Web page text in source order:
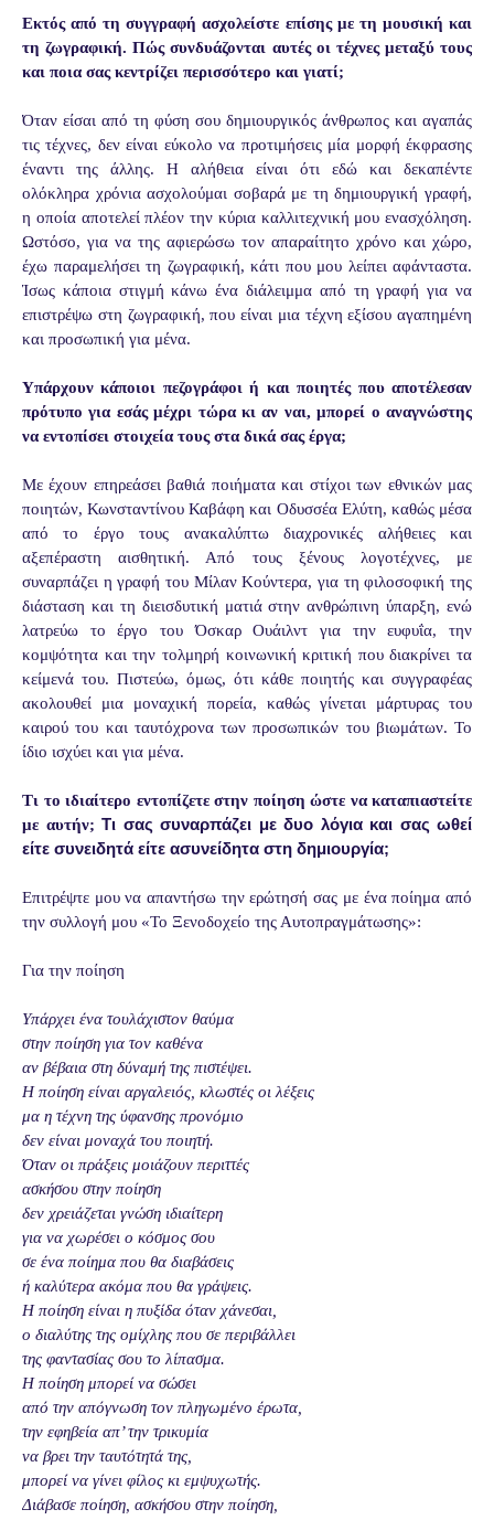
Εκτός από τη συγγραφή ασχολείστε επίσης με τη μουσική και
τη ζωγραφική. Πώς συνδυάζονται αυτές οι τέχνες μεταξύ τους
και ποια σας κεντρίζει περισσότερο και γιατί;
Όταν είσαι από τη φύση σου δημιουργικός άνθρωπος και αγαπάς
τις τέχνες, δεν είναι εύκολο να προτιμήσεις μία μορφή έκφρασης
έναντι της άλλης. Η αλήθεια είναι ότι εδώ και δεκαπέντε
ολόκληρα χρόνια ασχολούμαι σοβαρά με τη δημιουργική γραφή,
η οποία αποτελεί πλέον την κύρια καλλιτεχνική μου ενασχόληση.
Ωστόσο, για να της αφιερώσω τον απαραίτητο χρόνο και χώρο,
έχω παραμελήσει τη ζωγραφική, κάτι που μου λείπει αφάνταστα.
Ίσως κάποια στιγμή κάνω ένα διάλειμμα από τη γραφή για να
επιστρέψω στη ζωγραφική, που είναι μια τέχνη εξίσου αγαπημένη
και προσωπική για μένα.
Υπάρχουν κάποιοι πεζογράφοι ή και ποιητές που αποτέλεσαν
πρότυπο για εσάς μέχρι τώρα κι αν ναι, μπορεί ο αναγνώστης
να εντοπίσει στοιχεία τους στα δικά σας έργα;
Με έχουν επηρεάσει βαθιά ποιήματα και στίχοι των εθνικών μας
ποιητών, Κωνσταντίνου Καβάφη και Οδυσσέα Ελύτη, καθώς μέσα
από το έργο τους ανακαλύπτω διαχρονικές αλήθειες και
αξεπέραστη αισθητική. Από τους ξένους λογοτέχνες, με
συναρπάζει η γραφή του Μίλαν Κούντερα, για τη φιλοσοφική της
διάσταση και τη διεισδυτική ματιά στην ανθρώπινη ύπαρξη, ενώ
λατρεύω το έργο του Όσκαρ Ουάιλντ για την ευφυΐα, την
κομψότητα και την τολμηρή κοινωνική κριτική που διακρίνει τα
κείμενά του. Πιστεύω, όμως, ότι κάθε ποιητής και συγγραφέας
ακολουθεί μια μοναχική πορεία, καθώς γίνεται μάρτυρας του
καιρού του και ταυτόχρονα των προσωπικών του βιωμάτων. Το
ίδιο ισχύει και για μένα.
Τι το ιδιαίτερο εντοπίζετε στην ποίηση ώστε να καταπιαστείτε
με αυτήν; Τι σας συναρπάζει με δυο λόγια και σας ωθεί
είτε συνειδητά είτε ασυνείδητα στη δημιουργία;
Επιτρέψτε μου να απαντήσω την ερώτησή σας με ένα ποίημα από
την συλλογή μου «Το Ξενοδοχείο της Αυτοπραγμάτωσης»:
Για την ποίηση
Υπάρχει ένα τουλάχιστον θαύμα
στην ποίηση για τον καθένα
αν βέβαια στη δύναμή της πιστέψει.
Η ποίηση είναι αργαλειός, κλωστές οι λέξεις
μα η τέχνη της ύφανσης προνόμιο
δεν είναι μοναχά του ποιητή.
Όταν οι πράξεις μοιάζουν περιττές
ασκήσου στην ποίηση
δεν χρειάζεται γνώση ιδιαίτερη
για να χωρέσει ο κόσμος σου
σε ένα ποίημα που θα διαβάσεις
ή καλύτερα ακόμα που θα γράψεις.
Η ποίηση είναι η πυξίδα όταν χάνεσαι,
ο διαλύτης της ομίχλης που σε περιβάλλει
της φαντασίας σου το λίπασμα.
Η ποίηση μπορεί να σώσει
από την απόγνωση τον πληγωμένο έρωτα,
την εφηβεία απ’ την τρικυμία
να βρει την ταυτότητά της,
μπορεί να γίνει φίλος κι εμψυχωτής.
Διάβασε ποίηση, ασκήσου στην ποίηση,